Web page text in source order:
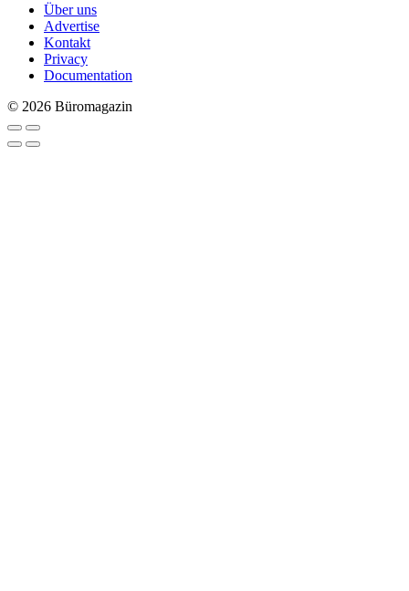
Über uns
Advertise
Kontakt
Privacy
Documentation
© 2026 Büromagazin